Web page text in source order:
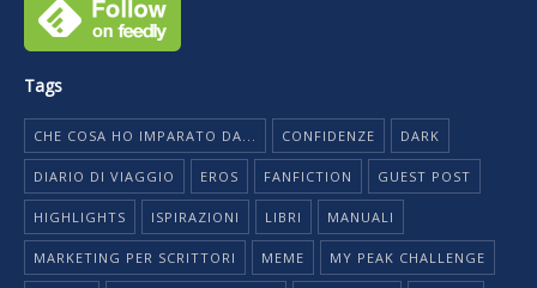
Tags
CHE COSA HO IMPARATO DA... CONFIDENZE DARK
DIARIO DI VIAGGIO EROS FANFICTION GUEST POST
HIGHLIGHTS ISPIRAZIONI LIBRI MANUALI
MARKETING PER SCRITTORI MEME MY PEAK CHALLENGE